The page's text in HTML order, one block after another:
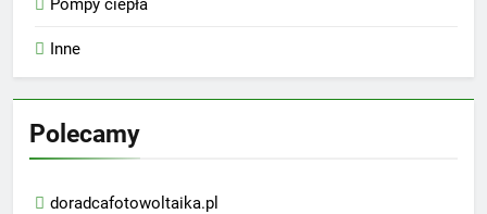
Pompy ciepła
Inne
Polecamy
doradcafotowoltaika.pl